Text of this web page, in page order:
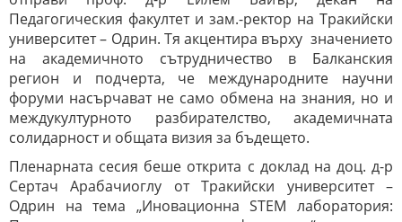
Педагогическия факултет и зам.-ректор на Тракийски
университет – Одрин. Тя акцентира върху значението
на академичното сътрудничество в Балканския
регион и подчерта, че международните научни
форуми насърчават не само обмена на знания, но и
междукултурното разбирателство, академичната
солидарност и общата визия за бъдещето.
Пленарната сесия беше открита с доклад на доц. д-р
Сертач Арабачиоглу от Тракийски университет –
Одрин на тема „Иновационна STEM лаборатория: